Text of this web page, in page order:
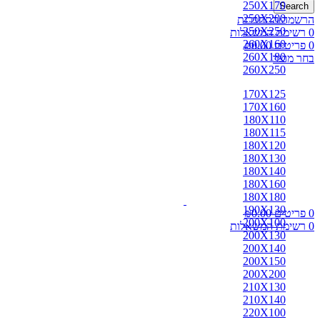
Search
הרשמה/התחברות
0 רשימת המשאלות
0 פריטים ₪0.00
בחר מוצר
0 פריטים ₪0.00
0 רשימת המשאלות
250X170
250X200
250X250
260X160
260X180
260X250
170X125
170X160
180X110
180X115
180X120
180X130
180X140
180X160
180X180
190X130
200X100
200X130
200X140
200X150
200X200
210X130
210X140
220X100